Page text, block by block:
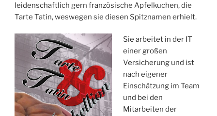
leidenschaftlich gern französische Apfelkuchen, die
Tarte Tatin, weswegen sie diesen Spitznamen erhielt.
Sie arbeitet in der IT
einer großen
Versicherung und ist
nach eigener
Einschätzung im Team
und bei den
Mitarbeiten der